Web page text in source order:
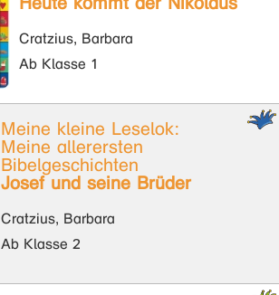
Cratzius, Barbara
Ab Klasse 1
Meine kleine Leselok:
Meine allerersten
Bibelgeschichten
Josef und seine Brüder
Cratzius, Barbara
Ab Klasse 2